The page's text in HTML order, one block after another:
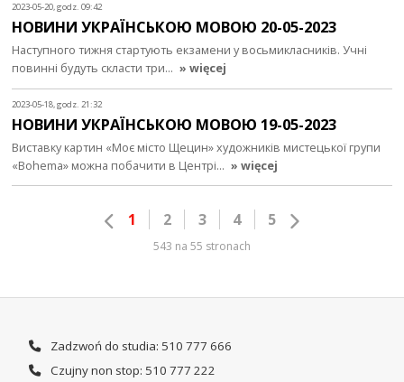
2023-05-20, godz. 09:42
НОВИНИ УКРАЇНСЬКОЮ МОВОЮ 20-05-2023
Наступного тижня стартують екзамени у восьмикласників. Учні
повинні будуть скласти три… » więcej
2023-05-18, godz. 21:32
НОВИНИ УКРАЇНСЬКОЮ МОВОЮ 19-05-2023
Виставку картин «Моє місто Щецин» художників мистецької групи
«Bohema» можна побачити в Центрі… » więcej
1 2 3 4 5
543 na 55 stronach
Zadzwoń do studia: 510 777 666
Czujny non stop: 510 777 222